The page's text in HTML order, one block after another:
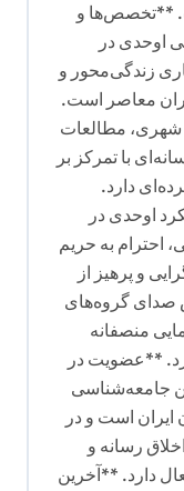
**تخصص‌ها و
اوحدی در
زندگی‌محور و
معاصر است.
شهری، مطالعات
با تمرکز بر
دارد.
اوحدی در
احترام به حریم
و پرهیز از
صدای گروه‌های
منصفانه
**عضویت در
جامعه‌شناسی
ایران است و در
رسانه و
دارد. **آخرین